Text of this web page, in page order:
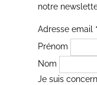
notre
Adresse email *
Prénom
Nom
Je suis